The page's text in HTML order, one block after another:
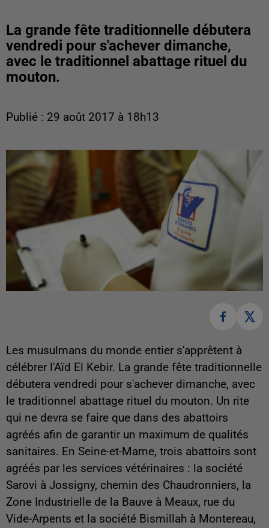
La grande fête traditionnelle débutera
vendredi pour s'achever dimanche,
avec le traditionnel abattage rituel du
mouton.
Publié : 29 août 2017 à 18h13
Les musulmans du monde entier s'apprêtent à
célébrer l'Aïd El Kebir. La grande fête traditionnelle
débutera vendredi pour s'achever dimanche, avec
le traditionnel abattage rituel du mouton. Un rite
qui ne devra se faire que dans des abattoirs
agréés afin de garantir un maximum de qualités
sanitaires. En Seine-et-Marne, trois abattoirs sont
agréés par les services vétérinaires : la société
Sarovi à Jossigny, chemin des Chaudronniers, la
Zone Industrielle de la Bauve à Meaux, rue du
Vide-Arpents et la société Bismillah à Montereau,